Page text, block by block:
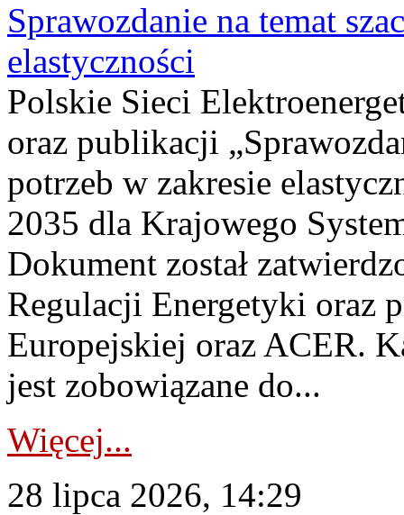
Sprawozdanie na temat
elastyczności
Polskie Sieci
oraz publikacji
potrzeb w zakresie
2035 dla Krajowego
Dokument został
Regulacji Energetyki oraz
Europejskiej oraz ACER.
jest zobowiązane do...
Więcej...
28 lipca 2026, 14:29